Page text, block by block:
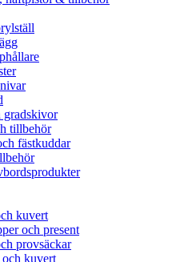
gradskivor
tillbehör
fästkuddar
kuvert
och present
provsäckar
kuvert